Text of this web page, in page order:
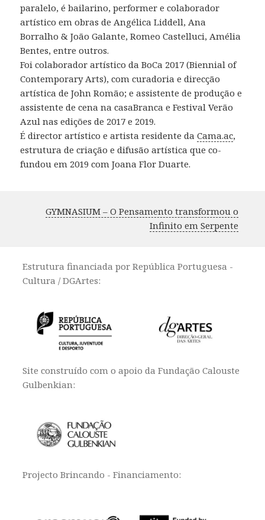
paralelo, é bailarino, performer e colaborador
artístico em obras de Angélica Liddell, Ana
Borralho & João Galante, Romeo Castelluci, Amélia
Bentes, entre outros.
Foi colaborador artístico da BoCa 2017 (Biennial of
Contemporary Arts), com curadoria e direcção
artística de John Romão; e assistente de produção e
assistente de cena na casaBranca e Festival Verão
Azul nas edições de 2017 e 2019.
É director artístico e artista residente daCama.ac,
estrutura de criação e difusão artística que co-
fundou em 2019 com Joana Flor Duarte.
GYMNASIUM – O Pensamento transformou o
Infinito em Serpente
Estrutura financiada por República Portuguesa -
Cultura / DGArtes:
Site construído com o apoio da Fundação Calouste
Gulbenkian:
Projecto Brincando - Financiamento: